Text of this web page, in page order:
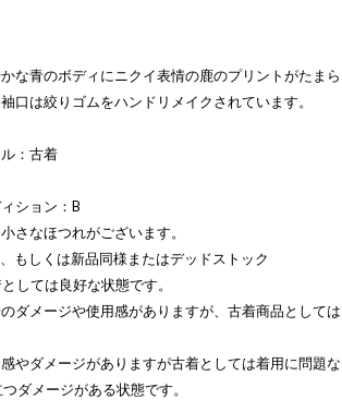
な青のボディにニクイ表情の鹿のプリントがたま
口は絞りゴムをハンドリメイクされています。
：古着
ション：B
さなほつれがございます。
もしくは新品同様またはデッドストック
しては良好な状態です。
ダメージや使用感がありますが、古着商品として
やダメージがありますが古着としては着用に問題
ダメージがある状態です。